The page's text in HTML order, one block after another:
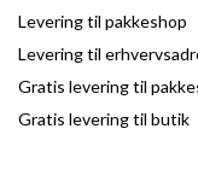
Levering til pakkeshop
Levering til
Gratis levering til
Gratis levering til butik